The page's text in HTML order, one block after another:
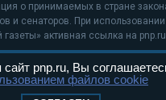
о принимаемых в стране
и сенаторов. При
активная ссылка на pnp.ru
применяются
сайт pnp.ru, Вы
файлов cookie